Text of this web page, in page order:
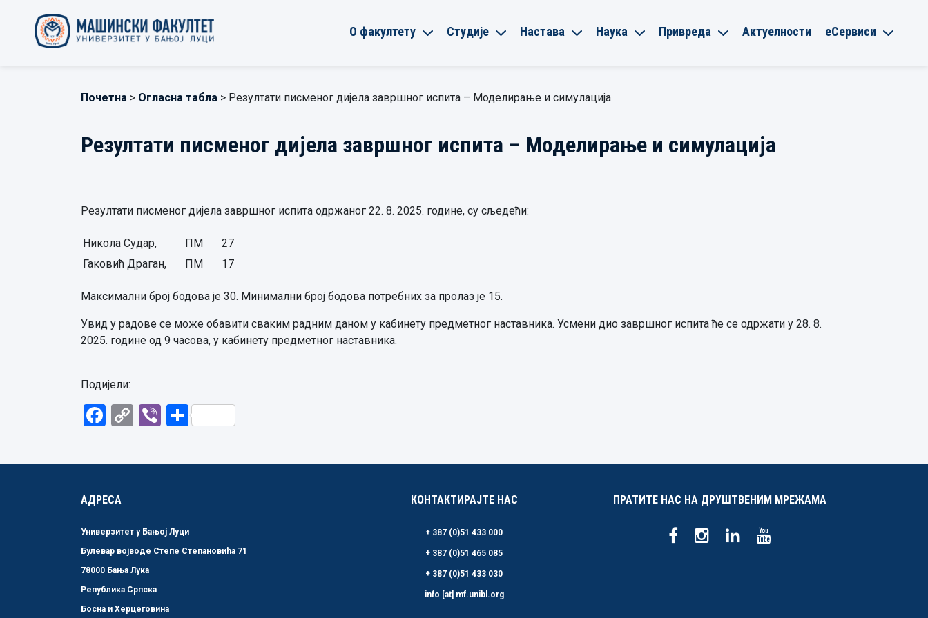
О факултету Студије Настава Наука Привреда Актуелности еСервиси
Почетна > Огласна табла > Резултати писменог дијела завршног испита – Моделирање и симулација
Резултати писменог дијела завршног испита – Моделирање и симулација
Резултати писменог дијела завршног испита одржаног 22. 8. 2025. године, су сљедећи:
Никола Судар, ПМ
27
Гаковић Драган,
ПМ 17
Максимални број бодова је 30. Минимални број бодова потребних за пролаз је 15.
Увид у радове се може обавити сваким радним даном у кабинету предметног наставника. Усмени дио завршног испита ће се одржати у 28. 8.
2025. године од 9 часова, у кабинету предметног наставника.
Подијели:
Facebook
CopyViberShare
АДРЕСА
Универзитет у Бањој Луци
Булевар војводе Степе Степановића 71
78000 Бања Лука
Република Српска
Босна и Херцеговина
КОНТАКТИРАЈТЕ НАС
+ 387 (0)51 433 000
+ 387 (0)51 465 085
+ 387 (0)51 433 030
info [at] mf.unibl.org
ПРАТИТЕ НАС НА ДРУШТВЕНИМ МРЕЖАМА